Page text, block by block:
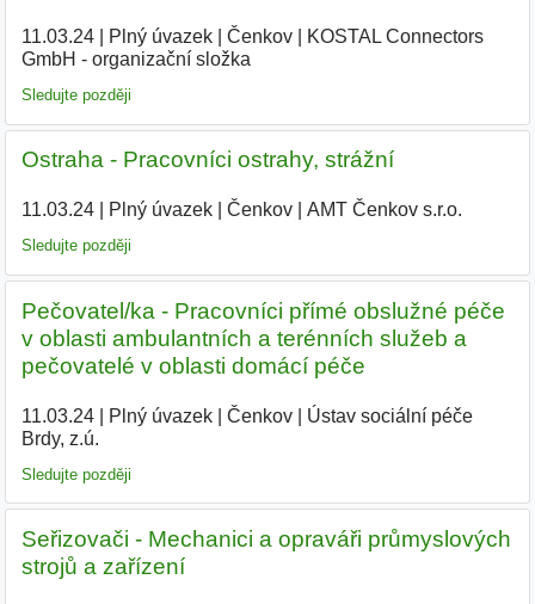
11.03.24| Plný úvazek| Čenkov|
KOSTAL Connectors
GmbH - organizační složka
Sledujte později
Ostraha - Pracovníci ostrahy, strážní
11.03.24| Plný úvazek| Čenkov| AMT Čenkov s.r.o.
Sledujte později
Pečovatel/ka - Pracovníci přímé obslužné péče
v oblasti ambulantních a terénních služeb a
pečovatelé v oblasti domácí péče
11.03.24| Plný úvazek| Čenkov|
Ústav sociální péče
Brdy, z.ú.
Sledujte později
Seřizovači - Mechanici a opraváři průmyslových
strojů a zařízení